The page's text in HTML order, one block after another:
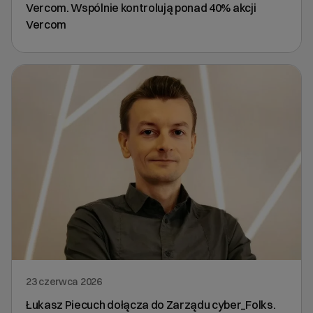
Vercom. Wspólnie kontrolują ponad 40% akcji
Vercom
23 czerwca 2026
Łukasz Piecuch dołącza do Zarządu cyber_Folks.